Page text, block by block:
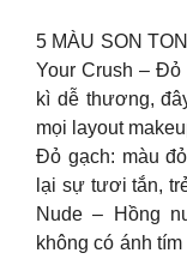
5 MÀU SON
Your Crush – Đỏ
kì dễ thương,
mọi layout
Đỏ gạch: màu
lại sự tươi tắn,
Nude – Hồng
không có ánh